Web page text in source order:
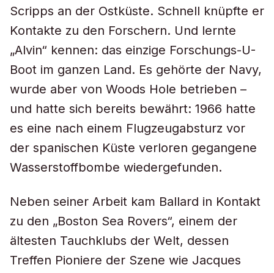
Scripps an der Ostküste. Schnell knüpfte er
Kontakte zu den Forschern. Und lernte
„Alvin“ kennen: das einzige Forschungs-U-
Boot im ganzen Land. Es gehörte der Navy,
wurde aber von Woods Hole betrieben –
und hatte sich bereits bewährt: 1966 hatte
es eine nach einem Flugzeugabsturz vor
der spanischen Küste verloren gegangene
Wasserstoffbombe wiedergefunden.
Neben seiner Arbeit kam Ballard in Kontakt
zu den „Boston Sea Rovers“, einem der
ältesten Tauchklubs der Welt, dessen
Treffen Pioniere der Szene wie Jacques